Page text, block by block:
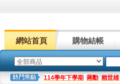
網站首頁 購物結帳
114學年下學期 蔣勳 賴世雄